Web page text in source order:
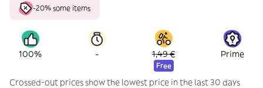
-20% some items
100% - 1,49 €
Free
Prime
Crossed-out prices show the lowest price in the last 30 days